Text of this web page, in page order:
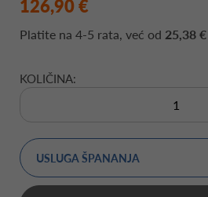
126,90 €
Platite na 4-5 rata, već od 25,38 €
KOLIČINA:
USLUGA ŠPANANJA